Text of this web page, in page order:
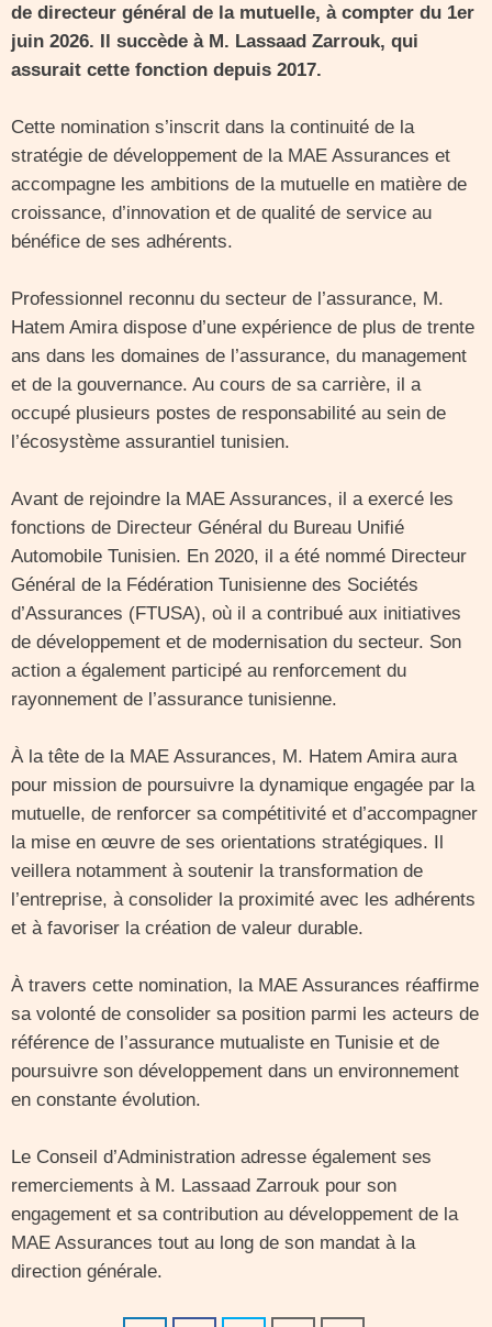
de directeur général de la mutuelle, à compter du 1er
juin 2026. Il succède à M. Lassaad Zarrouk, qui
assurait cette fonction depuis 2017.
Cette nomination s’inscrit dans la continuité de la
stratégie de développement de la MAE Assurances et
accompagne les ambitions de la mutuelle en matière de
croissance, d’innovation et de qualité de service au
bénéfice de ses adhérents.
Professionnel reconnu du secteur de l’assurance, M.
Hatem Amira dispose d’une expérience de plus de trente
ans dans les domaines de l’assurance, du management
et de la gouvernance. Au cours de sa carrière, il a
occupé plusieurs postes de responsabilité au sein de
l’écosystème assurantiel tunisien.
Avant de rejoindre la MAE Assurances, il a exercé les
fonctions de Directeur Général du Bureau Unifié
Automobile Tunisien. En 2020, il a été nommé Directeur
Général de la Fédération Tunisienne des Sociétés
d’Assurances (FTUSA), où il a contribué aux initiatives
de développement et de modernisation du secteur. Son
action a également participé au renforcement du
rayonnement de l’assurance tunisienne.
À la tête de la MAE Assurances, M. Hatem Amira aura
pour mission de poursuivre la dynamique engagée par la
mutuelle, de renforcer sa compétitivité et d’accompagner
la mise en œuvre de ses orientations stratégiques. Il
veillera notamment à soutenir la transformation de
l’entreprise, à consolider la proximité avec les adhérents
et à favoriser la création de valeur durable.
À travers cette nomination, la MAE Assurances réaffirme
sa volonté de consolider sa position parmi les acteurs de
référence de l’assurance mutualiste en Tunisie et de
poursuivre son développement dans un environnement
en constante évolution.
Le Conseil d’Administration adresse également ses
remerciements à M. Lassaad Zarrouk pour son
engagement et sa contribution au développement de la
MAE Assurances tout au long de son mandat à la
direction générale.